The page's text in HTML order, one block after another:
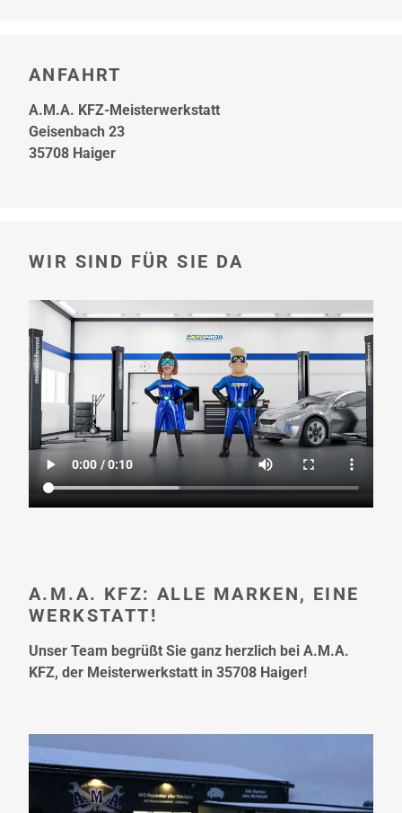
ANFAHRT
A.M.A. KFZ-Meisterwerkstatt
Geisenbach 23
35708 Haiger
WIR SIND FÜR SIE DA
A.M.A. KFZ: ALLE MARKEN, EINE
WERKSTATT!
Unser Team begrüßt Sie ganz herzlich bei A.M.A.
KFZ, der Meisterwerkstatt in 35708 Haiger!